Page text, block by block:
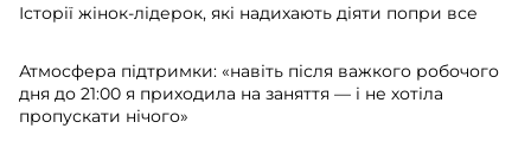
Історії жінок-лідерок, які надихають діяти попри все
Атмосфера підтримки: «навіть після важкого робочого
дня до 21:00 я приходила на заняття — і не хотіла
пропускати нічого»